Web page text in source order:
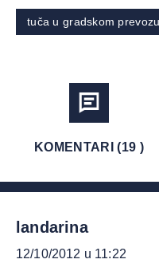
tuča u gradskom prevozu
KOMENTARI (19 )
landarina
12/10/2012 u 11:22